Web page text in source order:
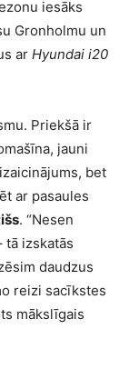
iesāks
Gronholmu un
ar Hyundai i20
Priekšā ir
jauni
bet
ar pasaules
. “Nesen
tā izskatās
daudzus
reizi sacīkstes
mākslīgais